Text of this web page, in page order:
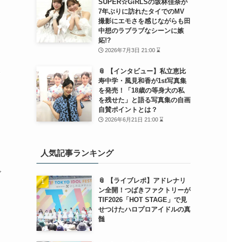
SUPER☆GiRLSの坂林佳奈が
7年ぶりに訪れたタイでのMV
撮影にエモさを感じながらも田
中想のラブラブなシーンに嫉
妬!?
2026年7月3日 21:00 ⌛
📎 【インタビュー】私立恵比
寿中学・風見和香が1st写真集
を発売！「18歳の等身大の私
を残せた」と語る写真集の自画
自賛ポイントとは？
2026年6月21日 21:00 ⌛
人気記事ランキング
📎 【ライブレポ】アドレナリ
ン全開！つばきファクトリーが
TIF2026「HOT STAGE」で見
せつけたハロプロアイドルの真
髄